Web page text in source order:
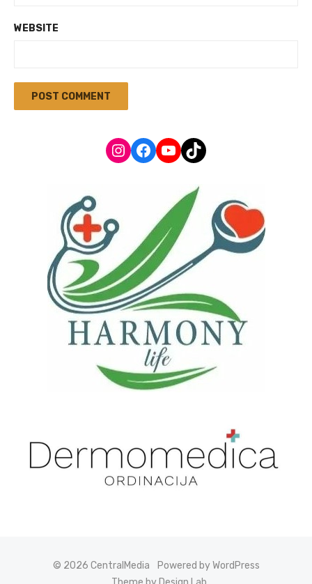
WEBSITE
Instagram
Facebook
YouTube
TikTok
© 2026 CentralMedia
Powered by WordPress